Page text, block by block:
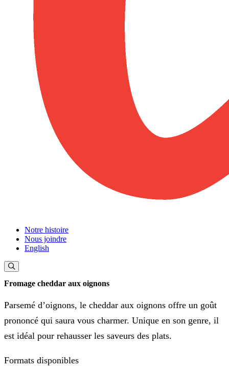
Notre histoire
Nous joindre
English
Fromage cheddar aux oignons
Parsemé d’oignons, le cheddar aux oignons offre un goût
prononcé qui saura vous charmer. Unique en son genre, il
est idéal pour rehausser les saveurs des plats.
Formats disponibles